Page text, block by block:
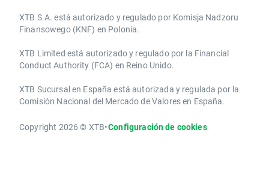
XTB S.A.​ está autorizado y regulado por Komisja Nadzoru
Finansowego (KNF) ​en Polonia.
XTB Limited ​está autorizado y regulado por la ​Financial
Conduct Authority ​(FCA) en ​​Reino Unido.
XTB Sucursal en España está autorizada y regulada por la
Comisión Nacional del Mercado de Valores en España.
Copyright 2026 © XTB•Configuración de cookies